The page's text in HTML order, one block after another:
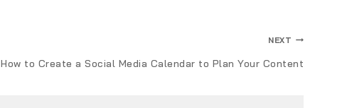
NEXT
How to Create a Social Media Calendar to Plan Your Content